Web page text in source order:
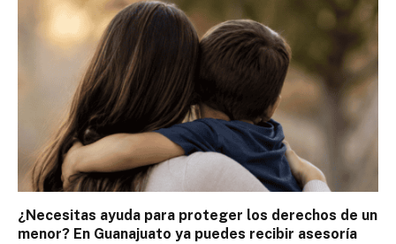
¿Necesitas ayuda para proteger los derechos de un
menor? En Guanajuato ya puedes recibir asesoría